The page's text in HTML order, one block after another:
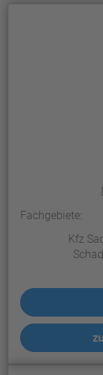
Fachgebiete:
Kfz